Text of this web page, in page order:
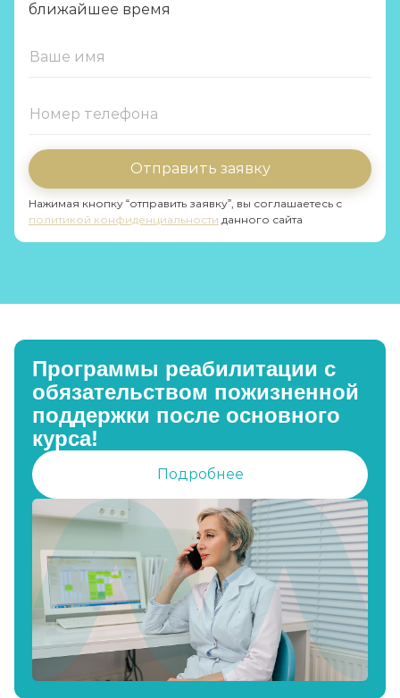
ближайшее время
Отправить заявку
Нажимая кнопку “отправить заявку”, вы соглашаетесь с
политикой конфиденциальности данного сайта
Программы реабилитации с
обязательством пожизненной
поддержки после основного
курса!
Подробнее